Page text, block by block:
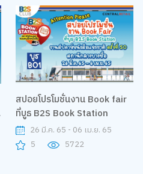
สปอยโปรโมชั่นงาน Book fair
ที่บูธ B2S Book Station
26 มี.ค. 65 - 06 เม.ย. 65
5
5722